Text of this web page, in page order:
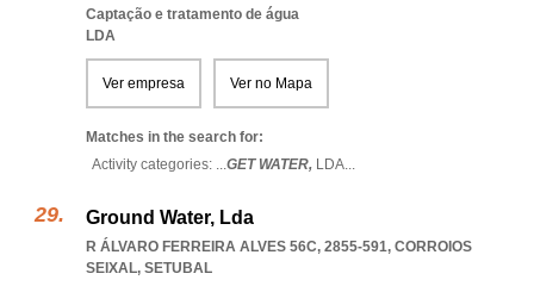
Captação e tratamento de água
LDA
Ver empresa Ver no Mapa
Matches in the search for:
Activity categories: ...GET WATER, LDA...
Ground Water, Lda
R ÁLVARO FERREIRA ALVES 56C, 2855-591, CORROIOS
SEIXAL, SETUBAL